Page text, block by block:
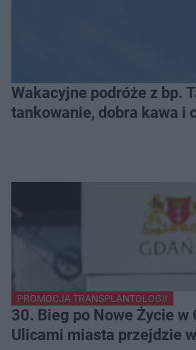
Wakacyjne podróże z bp.
tankowanie, dobra kawa i
PROMOCJA TRANSPLANTOLOGII
30. Bieg po Nowe Życie w
Ulicami miasta przejdzie